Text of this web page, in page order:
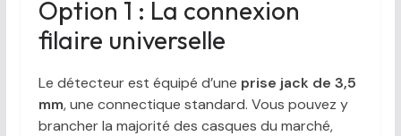
Option 1 : La connexion
filaire universelle
Le détecteur est équipé d’une prise jack de 3,5
mm, une connectique standard. Vous pouvez y
brancher la majorité des casques du marché,